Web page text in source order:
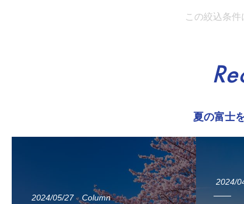
この絞込条
夏の富士
2024/05/27 Column
2024/